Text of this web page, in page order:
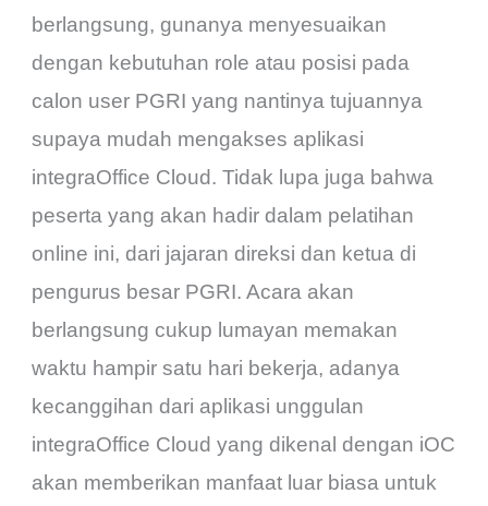
berlangsung, gunanya menyesuaikan
dengan kebutuhan role atau posisi pada
calon user PGRI yang nantinya tujuannya
supaya mudah mengakses aplikasi
integraOffice Cloud. Tidak lupa juga bahwa
peserta yang akan hadir dalam pelatihan
online ini, dari jajaran direksi dan ketua di
pengurus besar PGRI. Acara akan
berlangsung cukup lumayan memakan
waktu hampir satu hari bekerja, adanya
kecanggihan dari aplikasi unggulan
integraOffice Cloud yang dikenal dengan iOC
akan memberikan manfaat luar biasa untuk